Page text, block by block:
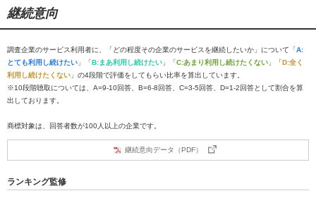
継続意向
調査企業のサービス利用者に、「どの程度その企業のサービスを継続したいか」について「A:
とても利用し続けたい 」「B:まあ利用し続けたい 」「C:あまり利用し続けたくない 」「D:全く
利用し続けたくない 」の4段階で評価をしてもらい比率を算出しています。
※10段階聴取については、A=9-10回答、B=6-8回答、C=3-5回答、D=1-2回答として割合を算
出しております。
商標対象は、回答者数が100人以上の企業です。
継続意向データ（PDF）
ランキング監修